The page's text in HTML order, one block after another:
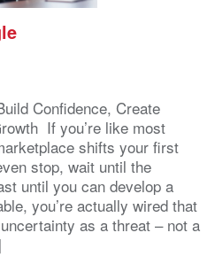
Confidence, Create
If you’re like most
shifts your first
stop, wait until the
until you can develop a
you’re actually wired that
as a threat – not a